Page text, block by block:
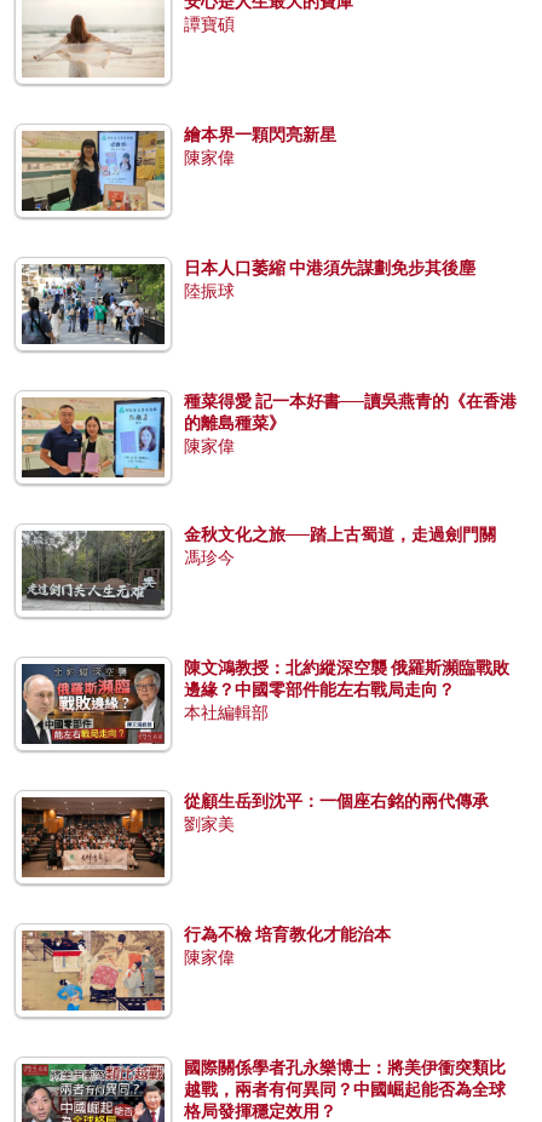
譚寶碩
繪本界一顆閃亮新星
陳家偉
日本人口萎縮 中港須先謀劃免步其後塵
陸振球
種菜得愛 記一本好書──讀吳燕青的《在香港
的離島種菜》
陳家偉
金秋文化之旅──踏上古蜀道，走過劍門關
馮珍今
陳文鴻教授：北約縱深空襲 俄羅斯瀕臨戰敗
邊緣？中國零部件能左右戰局走向？
本社編輯部
從顧生岳到沈平：一個座右銘的兩代傳承
劉家美
行為不檢 培育教化才能治本
陳家偉
國際關係學者孔永樂博士：將美伊衝突類比
越戰，兩者有何異同？中國崛起能否為全球
格局發揮穩定效用？